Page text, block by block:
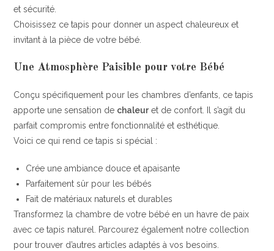
et sécurité.
Choisissez ce tapis pour donner un aspect chaleureux et
invitant à la pièce de votre bébé.
Une Atmosphère Paisible pour votre Bébé
Conçu spécifiquement pour les chambres d’enfants, ce tapis
apporte une sensation de chaleuret de confort. Il s’agit du
parfait compromis entre fonctionnalité et esthétique.
Voici ce qui rend ce tapis si spécial :
Crée une ambiance douce et apaisante
Parfaitement sûr pour les bébés
Fait de matériaux naturels et durables
Transformez la chambre de votre bébé en un havre de paix
avec ce tapis naturel. Parcourez également notre collection
pour trouver d’autres articles adaptés à vos besoins.